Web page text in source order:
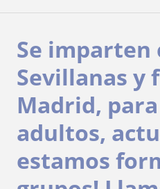
Se imparten
Sevillanas y
Madrid,
adultos,
estamos